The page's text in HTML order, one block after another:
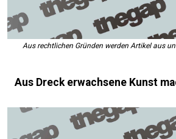
Aus rechtlichen Gründen werden Artikel aus
Aus Dreck erwachsene Kunst